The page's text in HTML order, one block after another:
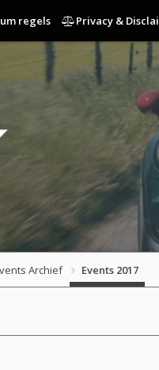
regels Privacy &
Archief Events 2017